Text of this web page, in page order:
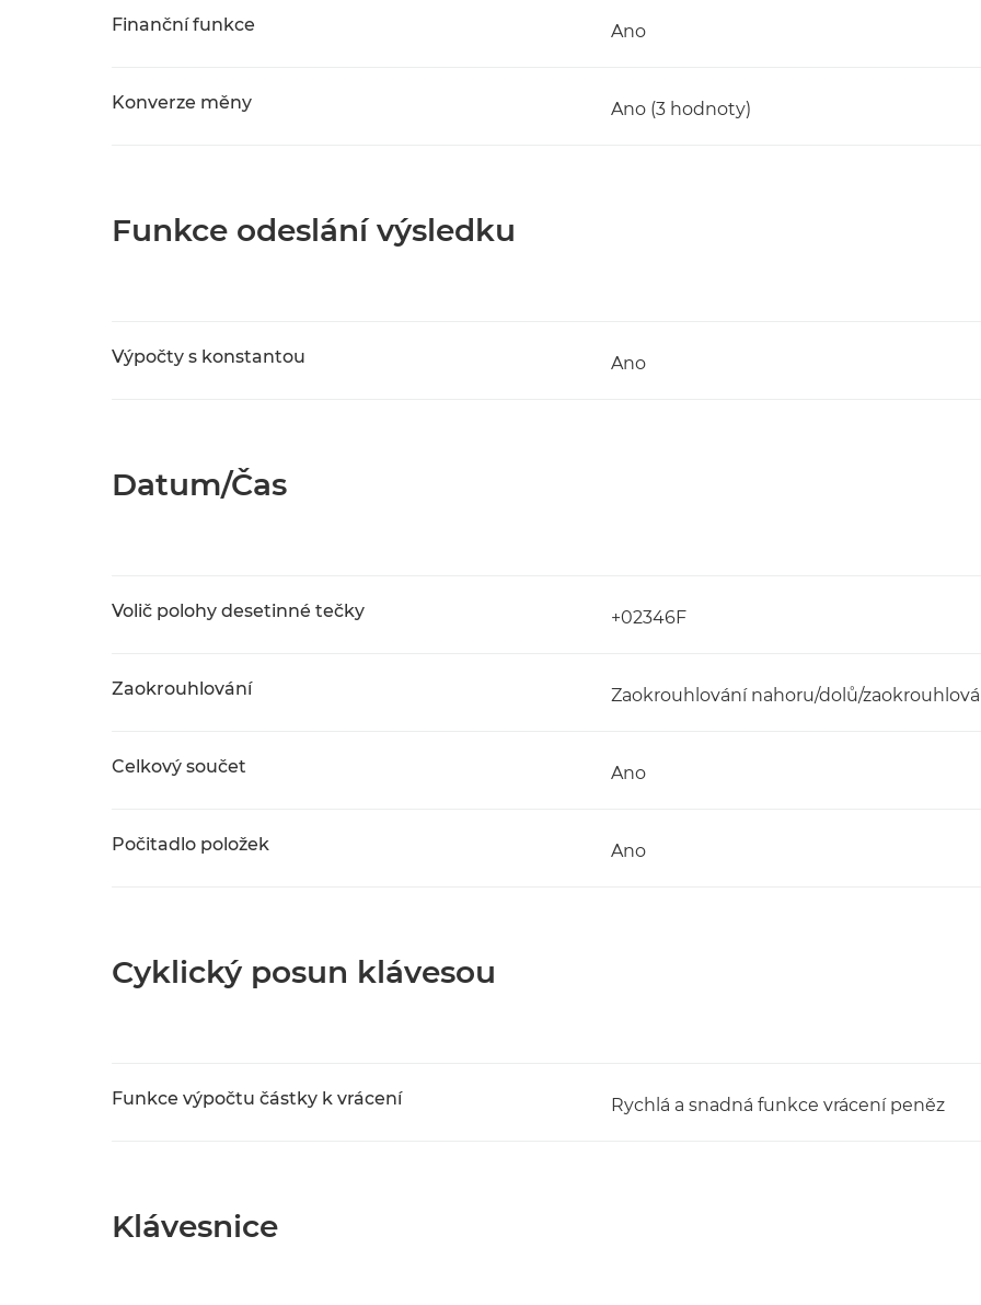
Finanční funkce Ano
Konverze měny Ano (3 hodnoty)
Funkce odeslání výsledku
Výpočty s konstantou Ano
Datum/Čas
Volič polohy desetinné tečky +02346F
Zaokrouhlování Zaokrouhlování nahoru/dolů/
Celkový součet Ano
Počitadlo položek Ano
Cyklický posun klávesou
Funkce výpočtu částky k vrácení Rychlá a snadná funkce vrácení peněz
Klávesnice